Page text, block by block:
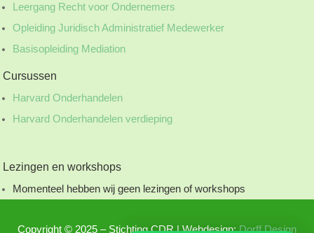
Leergang Recht voor Ondernemers
Opleiding Juridisch Administratief Medewerker
Basisopleiding Mediation
Cursussen
Harvard Onderhandelen
Harvard Onderhandelen verdieping
Lezingen en workshops
Momenteel hebben wij geen lezingen of workshops
Copyright © 2025 – Stichting CDR | Webdesign:Dorff Design